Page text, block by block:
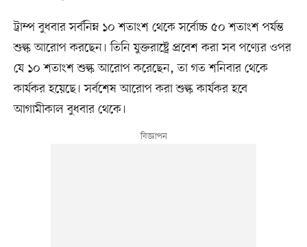
ট্রাম্প বুধবার সর্বনিম্ন ১০ শতাংশ থেকে সর্বোচ্চ ৫০ শতাংশ পর্যন্ত
শুল্ক আরোপ করছেন। তিনি যুক্তরাষ্ট্রে প্রবেশ করা সব পণ্যের ওপর
যে ১০ শতাংশ শুল্ক আরোপ করেছেন, তা গত শনিবার থেকে
কার্যকর হয়েছে। সর্বশেষ আরোপ করা শুল্ক কার্যকর হবে
আগামীকাল বুধবার থেকে।